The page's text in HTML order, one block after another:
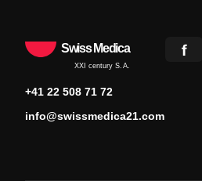
Swiss Medica
XXI century S.A.
+41 22 508 71 72
info@swissmedica21.com